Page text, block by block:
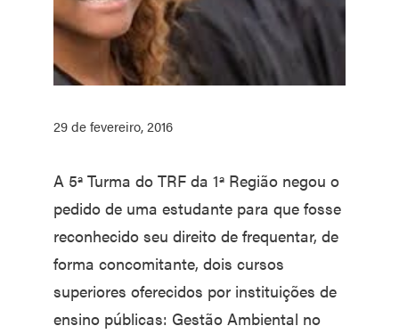
29 de fevereiro, 2016
A 5ª Turma do TRF da 1ª Região negou o
pedido de uma estudante para que fosse
reconhecido seu direito de frequentar, de
forma concomitante, dois cursos
superiores oferecidos por instituições de
ensino públicas: Gestão Ambiental no